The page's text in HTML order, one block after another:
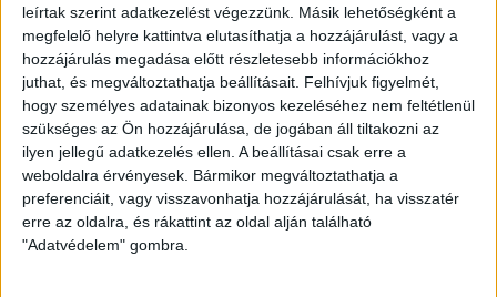
leírtak szerint adatkezelést végezzünk. Másik lehetőségként a
megfelelő helyre kattintva elutasíthatja a hozzájárulást, vagy a
hozzájárulás megadása előtt részletesebb információkhoz
juthat, és megváltoztathatja beállításait. Felhívjuk figyelmét,
hogy személyes adatainak bizonyos kezeléséhez nem feltétlenül
szükséges az Ön hozzájárulása, de jogában áll tiltakozni az
ilyen jellegű adatkezelés ellen. A beállításai csak erre a
weboldalra érvényesek. Bármikor megváltoztathatja a
preferenciáit, vagy visszavonhatja hozzájárulását, ha visszatér
erre az oldalra, és rákattint az oldal alján található
"Adatvédelem" gombra.
Szeged, Eladó Társasházi lakás, Családi ház
Sárvár, Kiadó Családi ház